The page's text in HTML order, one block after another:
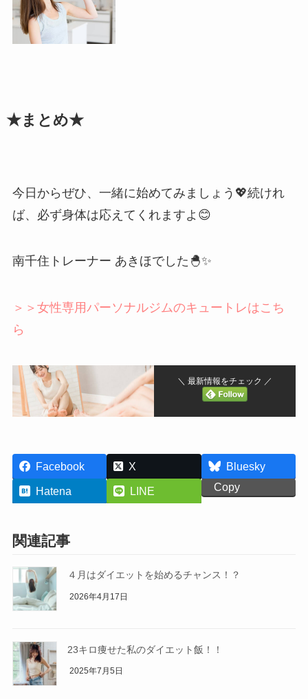
★まとめ★
今日からぜひ、一緒に始めてみましょう💖続けれ
ば、必ず身体は応えてくれますよ😊
南千住トレーナー あきほでした🐣✨
＞＞女性専用パーソナルジムのキュートレはこち
ら
＼ 最新情報をチェック ／
Facebook X
Bluesky
Hatena
LINE Copy
関連記事
４月はダイエットを始めるチャンス！？
2026年4月17日
23キロ痩せた私のダイエット飯！！
2025年7月5日